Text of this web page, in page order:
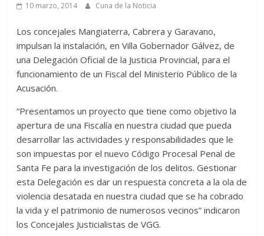
10 marzo, 2014 Cuna de la Noticia
Los concejales Mangiaterra, Cabrera y Garavano,
impulsan la instalación, en Villa Gobernador Gálvez, de
una Delegación Oficial de la Justicia Provincial, para el
funcionamiento de un Fiscal del Ministerio Público de la
Acusación.
“Presentamos un proyecto que tiene como objetivo la
apertura de una Fiscalía en nuestra ciudad que pueda
desarrollar las actividades y responsabilidades que le
son impuestas por el nuevo Código Procesal Penal de
Santa Fe para la investigación de los delitos. Gestionar
esta Delegación es dar un respuesta concreta a la ola de
violencia desatada en nuestra ciudad que se ha cobrado
la vida y el patrimonio de numerosos vecinos” indicaron
los Concejales Justicialistas de VGG.